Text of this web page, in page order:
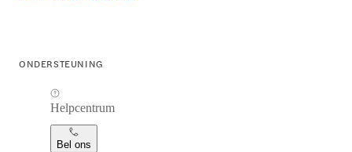
ONDERSTEUNING
Helpcentrum
Bel ons